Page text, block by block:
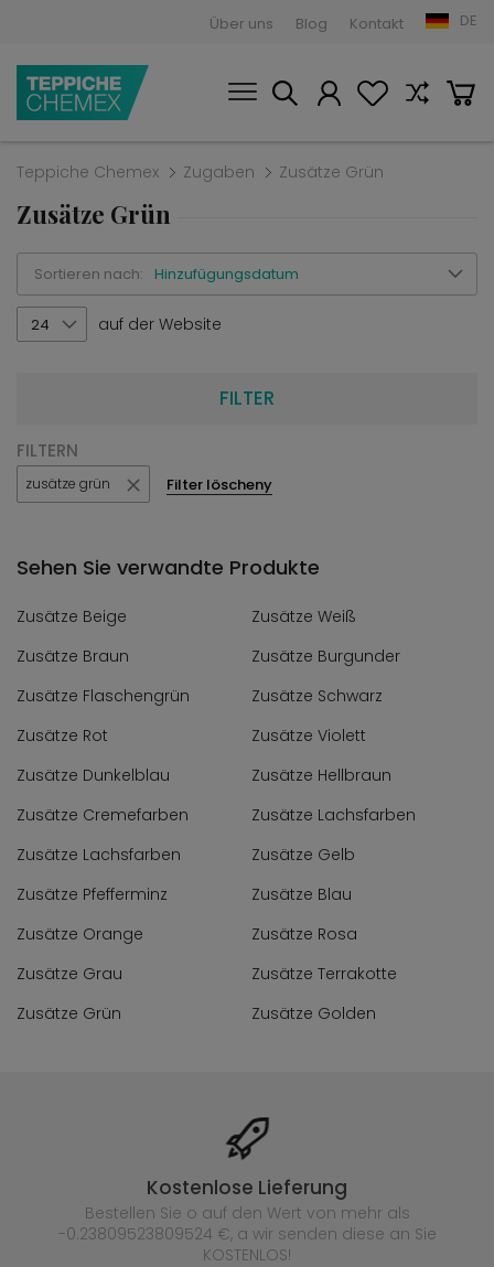
Über uns Blog Kontakt DE
Teppiche Chemex Zugaben Zusätze Grün
Zusätze Grün
Sortieren nach: Hinzufügungsdatum
24 auf der Website
FILTER
FILTERN
zusätze grün Filter löscheny
Sehen Sie verwandte Produkte
Zusätze Beige
Zusätze Weiß
Zusätze Braun
Zusätze Burgunder
Zusätze Flaschengrün
Zusätze Schwarz
Zusätze Rot
Zusätze Violett
Zusätze Dunkelblau
Zusätze Hellbraun
Zusätze Cremefarben
Zusätze Lachsfarben
Zusätze Lachsfarben
Zusätze Gelb
Zusätze Pfefferminz
Zusätze Blau
Zusätze Orange
Zusätze Rosa
Zusätze Grau
Zusätze Terrakotte
Zusätze Grün
Zusätze Golden
Kostenlose Lieferung
Bestellen Sie o auf den Wert von mehr als
-0.23809523809524 €, a wir senden diese an Sie
KOSTENLOS!